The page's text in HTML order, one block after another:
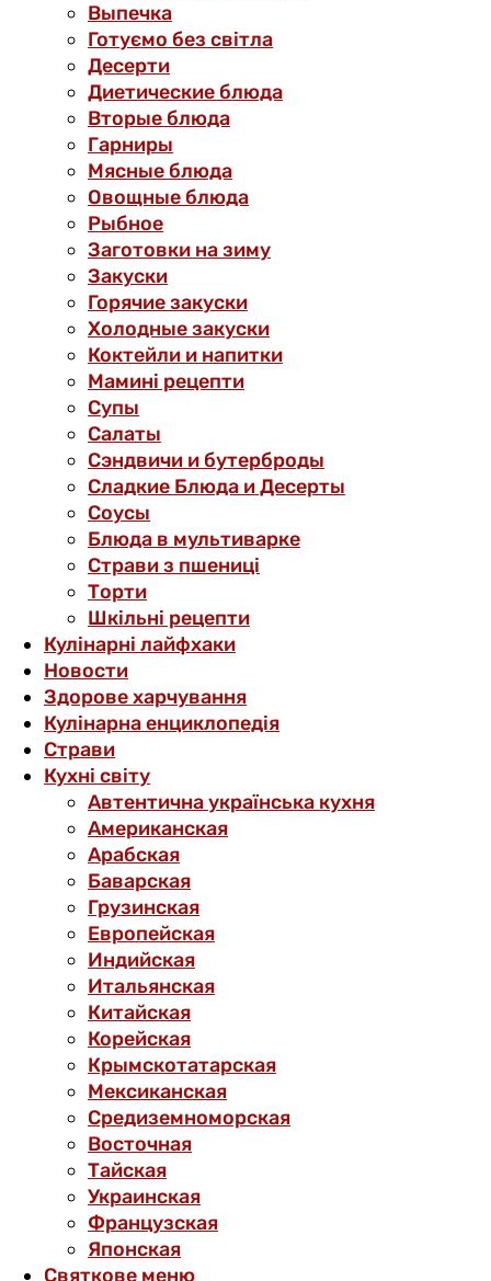
Выпечка
Готуємо без світла
Десерти
Диетические блюда
Вторые блюда
Гарниры
Мясные блюда
Овощные блюда
Рыбное
Заготовки на зиму
Закуски
Горячие закуски
Холодные закуски
Коктейли и напитки
Мамині рецепти
Супы
Салаты
Сэндвичи и бутерброды
Сладкие Блюда и Десерты
Соусы
Блюда в мультиварке
Страви з пшениці
Торти
Шкільні рецепти
Кулінарні лайфхаки
Новости
Здорове харчування
Кулінарна енциклопедія
Страви
Кухні світу
Автентична українська кухня
Американская
Арабская
Баварская
Грузинская
Европейская
Индийская
Итальянская
Китайская
Корейская
Крымскотатарская
Мексиканская
Средиземноморская
Восточная
Тайская
Украинская
Французская
Японская
Святкове меню